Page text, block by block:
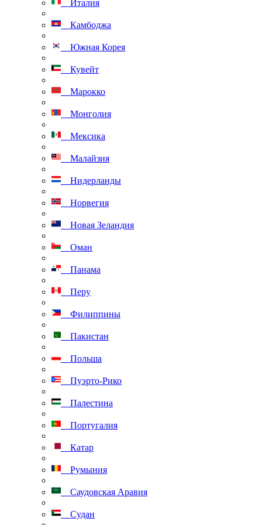
Италия
Камбоджа
Южная Корея
Кувейт
Марокко
Монголия
Мексика
Малайзия
Нидерланды
Норвегия
Новая Зеландия
Оман
Панама
Перу
Филиппины
Пакистан
Польша
Пуэрто-Рико
Палестина
Португалия
Катар
Румыния
Саудовская Аравия
Судан